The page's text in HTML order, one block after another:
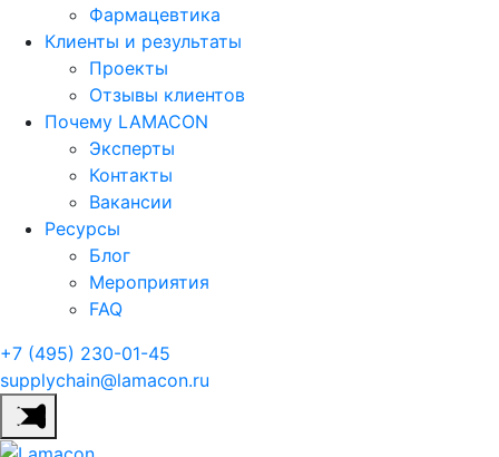
Фармацевтика
Клиенты и результаты
Проекты
Отзывы клиентов
Почему LAMACON
Эксперты
Контакты
Вакансии
Ресурсы
Блог
Мероприятия
FAQ
+7 (495) 230-01-45
supplychain@lamacon.ru